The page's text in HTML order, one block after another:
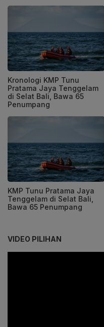
Kronologi KMP Tunu
Pratama Jaya Tenggelam
di Selat Bali, Bawa 65
Penumpang
KMP Tunu Pratama Jaya
Tenggelam di Selat Bali,
Bawa 65 Penumpang
VIDEO PILIHAN